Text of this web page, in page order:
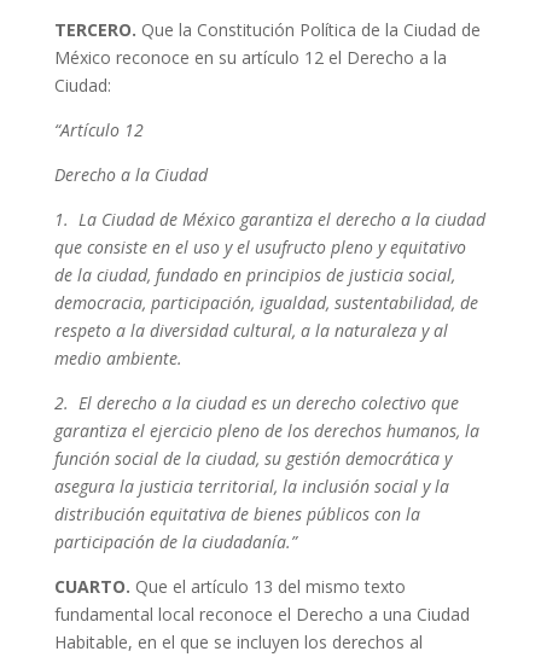
TERCERO. Que la Constitución Política de la Ciudad de
México reconoce en su artículo 12 el Derecho a la
Ciudad:
“Artículo 12
Derecho a la Ciudad
1. La Ciudad de México garantiza el derecho a la ciudad
que consiste en el uso y el usufructo pleno y equitativo
de la ciudad, fundado en principios de justicia social,
democracia, participación, igualdad, sustentabilidad, de
respeto a la diversidad cultural, a la naturaleza y al
medio ambiente.
2. El derecho a la ciudad es un derecho colectivo que
garantiza el ejercicio pleno de los derechos humanos, la
función social de la ciudad, su gestión democrática y
asegura la justicia territorial, la inclusión social y la
distribución equitativa de bienes públicos con la
participación de la ciudadanía.”
CUARTO. Que el artículo 13 del mismo texto
fundamental local reconoce el Derecho a una Ciudad
Habitable, en el que se incluyen los derechos al